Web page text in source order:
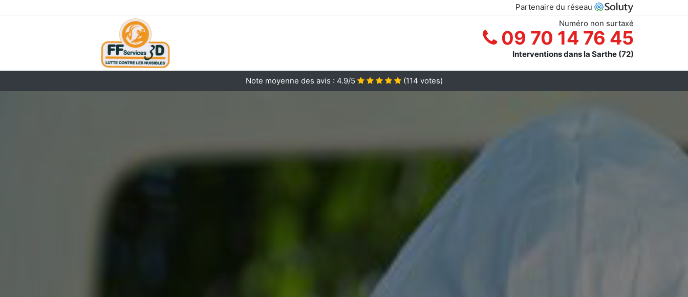
Partenaire du réseau
Numéro non surtaxé
09 70 14 76 45
Interventions dans la Sarthe (72)
Note moyenne des avis : 4.9/5 (114 votes)